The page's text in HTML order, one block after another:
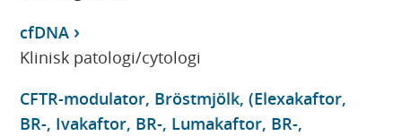
cfDNA
Klinisk patologi/cytologi
CFTR-modulator, Bröstmjölk, (Elexakaftor,
BR-, Ivakaftor, BR-, Lumakaftor, BR-,